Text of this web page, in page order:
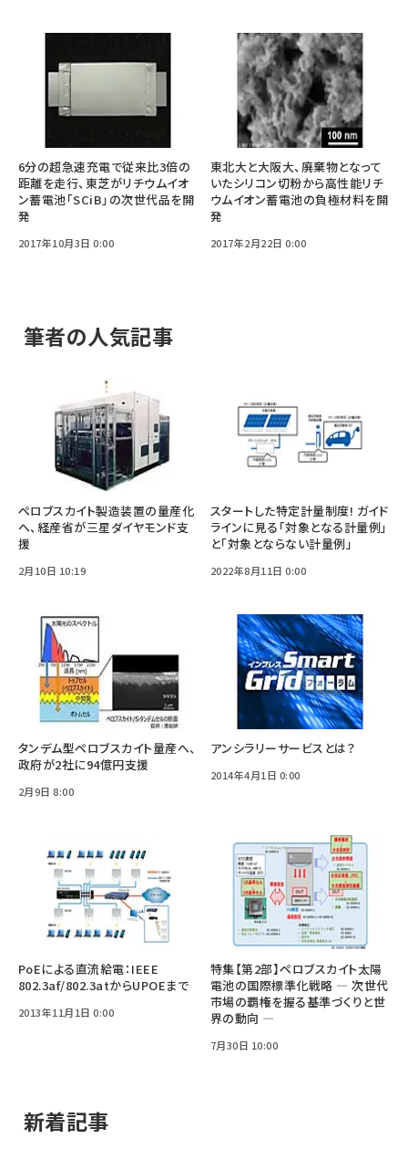
6分の超急速充電で従来比3倍の
距離を走行、東芝がリチウムイオ
ン蓄電池「SCiB」の次世代品を開
発
2017年10月3日 0:00
東北大と大阪大、廃棄物となって
いたシリコン切粉から高性能リチ
ウムイオン蓄電池の負極材料を開
発
2017年2月22日 0:00
筆者の人気記事
ペロブスカイト製造装置の量産化
へ、経産省が三星ダイヤモンド支
援
2月10日 10:19
スタートした特定計量制度! ガイド
ラインに見る「対象となる計量例」
と「対象とならない計量例」
2022年8月11日 0:00
タンデム型ペロブスカイト量産へ、
政府が2社に94億円支援
2月9日 8:00
アンシラリーサービスとは？
2014年4月1日 0:00
PoEによる直流給電：IEEE
802.3af/802.3atからUPOEまで
2013年11月1日 0:00
特集【第2部】ペロブスカイト太陽
電池の国際標準化戦略 ― 次世代
市場の覇権を握る基準づくりと世
界の動向 ―
7月30日 10:00
新着記事